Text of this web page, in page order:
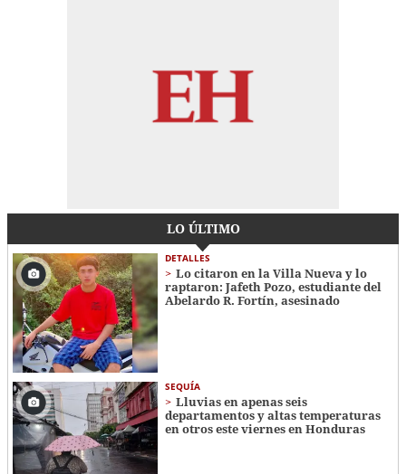
LO ÚLTIMO
DETALLES
Lo citaron en la Villa Nueva y lo
raptaron: Jafeth Pozo, estudiante del
Abelardo R. Fortín, asesinado
SEQUÍA
Lluvias en apenas seis
departamentos y altas temperaturas
en otros este viernes en Honduras